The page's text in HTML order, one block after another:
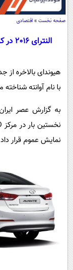
صفحه نخست » اقتصادی
النترای 2016 در کره رونمایی شد(+عکس و معرفی آبشن ها)
هیوندای بالاخره
با نام آوانته
به گزارش عصر
نخستین بار در مرکز
نمایش عموم قرار داد